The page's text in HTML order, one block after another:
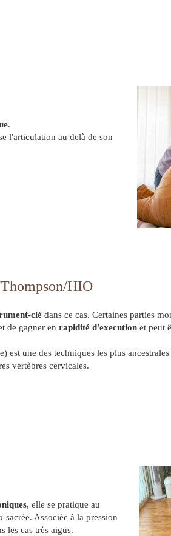
.
l'articulation au delà de son
HIO
clé dans ce cas. Certaines parties
de gagner en rapidité d'execution et peut
est une des techniques les plus ancestrales
vertèbres cervicales.
, elle se pratique au
Associée à la pression
les cas très aigüs.